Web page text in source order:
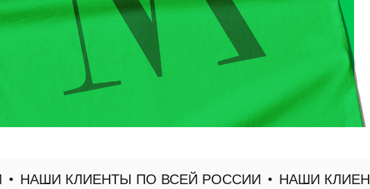
НАШИ КЛИЕНТЫ ПО ВСЕЙ РОССИИ НАШИ